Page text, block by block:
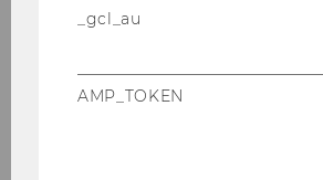
KON­TAKT
_gcl_au
AMP_TOKEN